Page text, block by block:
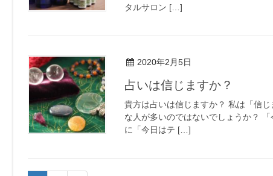
タルサロン […]
2020年2月5日
占いは信じますか？
貴方は占いは信じますか？ 私は「信
な人が多いのではないでしょうか？
に「今日はテ […]